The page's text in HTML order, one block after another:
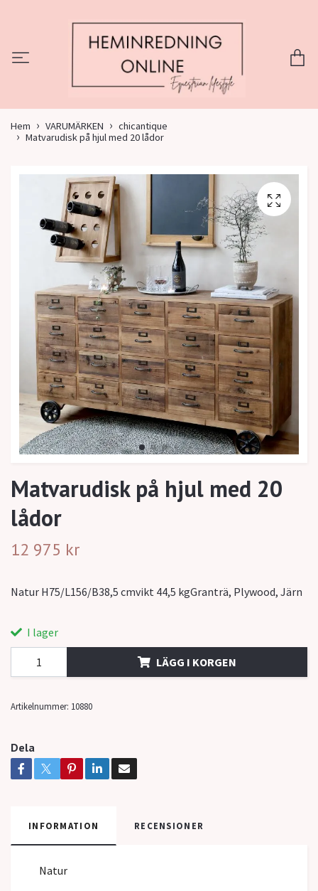
Hem VARUMÄRKEN
chicantique
Matvarudisk på hjul med 20 lådor
Matvarudisk på hjul med 20
lådor
12 975 kr
Natur H75/L156/B38,5 cmvikt 44,5 kgGranträ, Plywood, Järn
I lager
LÄGG I KORGEN
Artikelnummer: 10880
Dela
INFORMATION RECENSIONER
Natur